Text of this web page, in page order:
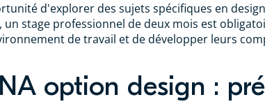
d'explorer des sujets spécifiques en
stage professionnel de deux mois est
de travail et de développer leurs
option design :